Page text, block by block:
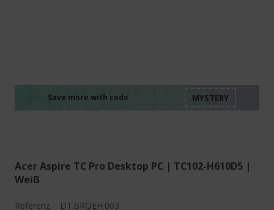
Save more with code
Acer Aspire TC Pro Desktop PC | TC102-H610D5 |
Weiß
Referenz DT.BRQEH.003